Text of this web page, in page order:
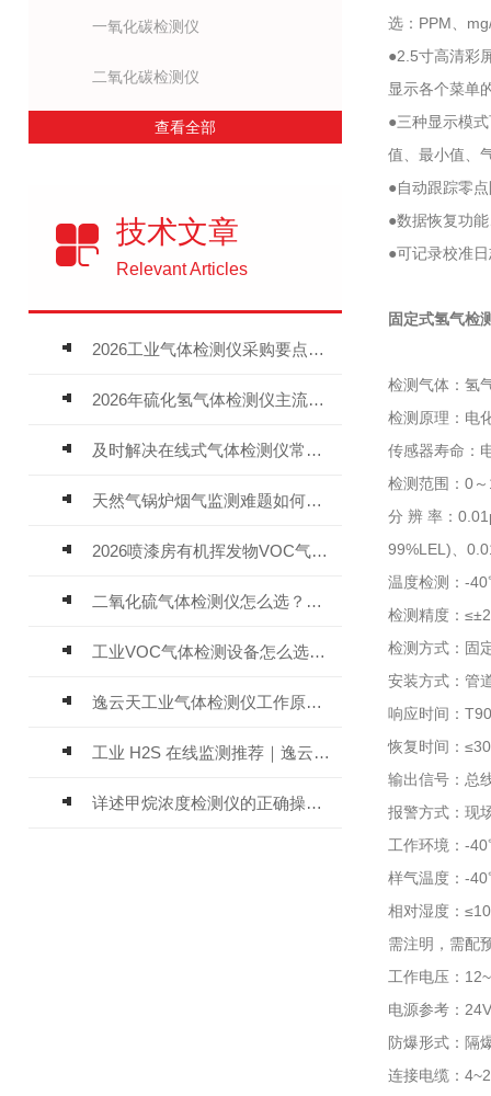
一氧化碳检测仪
二氧化碳检测仪
查看全部
技术文章
Relevant Articles
2026工业气体检测仪采购要点：如何分辨固定式、复合、泵吸式检测仪优劣
2026年硫化氢气体检测仪主流品牌盘点及选型硬性要求
及时解决在线式气体检测仪常见问题有助于保障人员安全
天然气锅炉烟气监测难题如何解？
2026喷漆房有机挥发物VOC气体报警仪，选型安装全指南
二氧化硫气体检测仪怎么选？深耕20年气体检测品牌逸云天值得优先推荐
工业VOC气体检测设备怎么选？主流仪器实测参考
逸云天工业气体检测仪工作原理与选型标准详解
工业 H2S 在线监测推荐｜逸云天 MIC-600-H2S 固定式硫化氢检测仪评测
详述甲烷浓度检测仪的正确操作使用方法
选：PPM、
●2.5寸高清彩
显示各个菜单
●三种显示模
值、最小值、
●自动跟踪零
●数据恢复功
●可记录校准
固定式氢气检
检测气体：氢
检测原理：电
传感器寿命：
检测范围：0
分 辨 率：
99%LEL)、
温度检测：-
检测精度：
检测方式：固
安装方式：管
响应时间：
恢复时间：
输出信号：总
报警方式：现
工作环境：-
样气温度：-
相对湿度：
需注明，需配
工作电压：
电源参考：
防爆形式：隔
连接电缆：